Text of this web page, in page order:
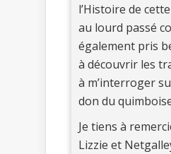
l’Histoire de
au lourd passé
également pris
à découvrir les
à m’interroger
don du
Je tiens à
Lizzie et